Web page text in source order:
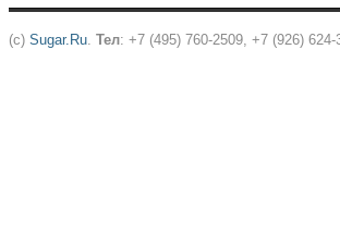
(c) Sugar.Ru. Тел: +7 (495) 760-2509, +7 (926) 624-